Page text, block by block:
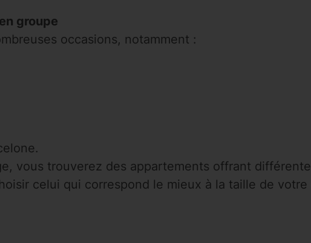
groupe
occasions, notamment :
vous trouverez des appartements offrant
celui qui correspond le mieux à la taille de